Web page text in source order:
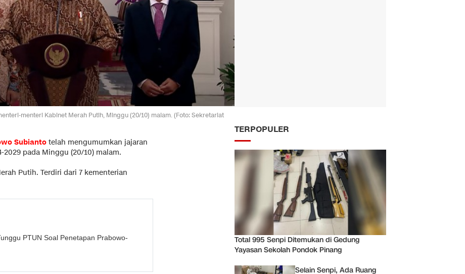
menteri Kabinet Merah Putih, Minggu (20/10) malam. (Foto: Sekretariat
Subianto telah mengumumkan jajaran
2029 pada Minggu (20/10) malam.
Putih. Terdiri dari 7 kementerian
PTUN Soal Penetapan Prabowo-
TERPOPULER
Total 995 Senpi Ditemukan di Gedung
Yayasan Sekolah Pondok Pinang
Selain Senpi, Ada Ruang